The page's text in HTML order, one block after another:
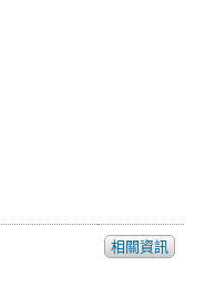
相關資訊